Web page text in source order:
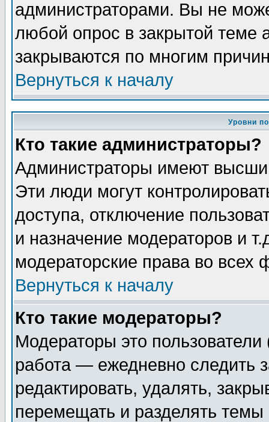
администраторами. Вы не
любой опрос в закрытой теме
закрываются по многим
Вернуться к началу
Уровни
Кто такие администраторы?
Администраторы имеют
Эти люди могут
доступа, отключение
и назначение модераторов и
модераторские права во всех
Вернуться к началу
Кто такие модераторы?
Модераторы это
работа — ежедневно следить
редактировать, удалять,
перемещать и разделять